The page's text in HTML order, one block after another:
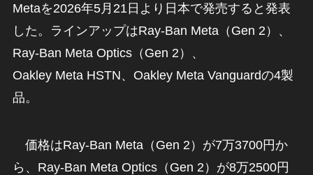
Metaを2026年5月21日より日本で発売すると発表
した。ラインアップはRay-Ban Meta（Gen 2）、
Ray-Ban Meta Optics（Gen 2）、
Oakley Meta HSTN、Oakley Meta Vanguardの4製
品。
価格はRay-Ban Meta（Gen 2）が7万3700円か
ら、Ray-Ban Meta Optics（Gen 2）が8万2500円